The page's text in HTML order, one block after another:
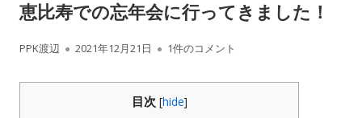
恵比寿での忘年会に行ってきました！
作
PPK渡辺
公
2021年12月21日 恵比寿での忘年会に行ってきました！ へ
1件のコメント
目次 [hide]